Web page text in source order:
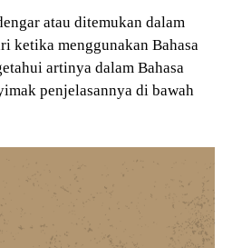
atau ditemukan dalam
ketika menggunakan Bahasa
artinya dalam Bahasa
penjelasannya di bawah